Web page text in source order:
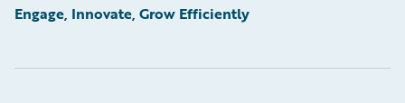
Engage, Innovate, Grow Efficiently